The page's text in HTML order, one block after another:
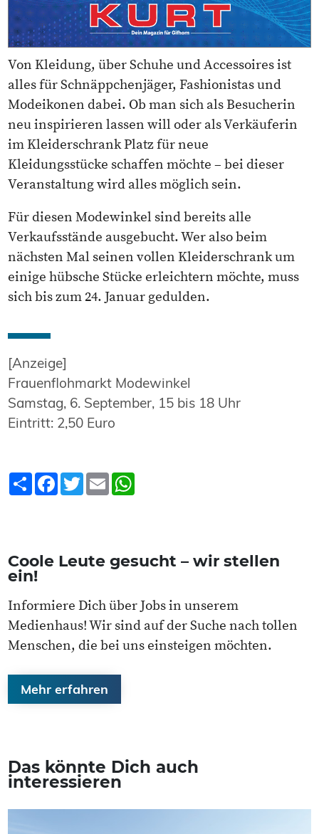
Von Kleidung, über Schuhe und Accessoires ist
alles für Schnäppchenjäger, Fashionistas und
Modeikonen dabei. Ob man sich als Besucherin
neu inspirieren lassen will oder als Verkäuferin
im Kleiderschrank Platz für neue
Kleidungsstücke schaffen möchte – bei dieser
Veranstaltung wird alles möglich sein.
Für diesen Modewinkel sind bereits alle
Verkaufsstände ausgebucht. Wer also beim
nächsten Mal seinen vollen Kleiderschrank um
einige hübsche Stücke erleichtern möchte, muss
sich bis zum 24. Januar gedulden.
[Anzeige]
Frauenflohmarkt Modewinkel
Samstag, 6. September, 15 bis 18 Uhr
Eintritt: 2,50 Euro
TeilenFacebook
Twitter
EmailWhatsApp
Coole Leute gesucht – wir stellen
ein!
Informiere Dich über Jobs in unserem
Medienhaus! Wir sind auf der Suche nach tollen
Menschen, die bei uns einsteigen möchten.
Mehr erfahren
Das könnte Dich auch
interessieren